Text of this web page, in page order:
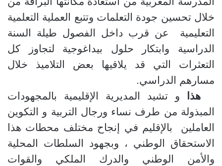
خلال تحسين جودة التعلمات وتتبع العملية التعلمية
التعليمية عن قرب داخل الفصول طيلة السنة
الدراسية وابتكار حلول بيداغوجية لتجاوز كل
التعثرات التي قد يلاقيها بعض التلاميذ خلال
مسارهم الدراسي.
هذا
و تشيد المديرية الإقليمية بالمجهودات
المبذولة من طرف نساء ورجال التربية و التكوين
العاملين بالإقليم في إنجاح مختلف محطات هذا
الاستحقاق الوطني ، وبجهود السلطات المحلية
والأمن الوطني والدرك الملكي والقوات